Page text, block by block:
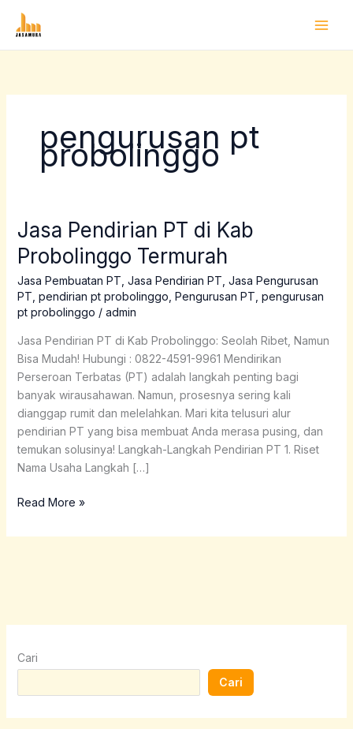
pengurusan pt
probolinggo
Jasa Pendirian PT di Kab
Probolinggo Termurah
Jasa Pembuatan PT Jasa Pendirian PT Jasa Pengurusan
PT pendirian pt probolinggo Pengurusan PT pengurusan
pt probolinggo / admin
Jasa Pendirian PT di Kab Probolinggo: Seolah Ribet, Namun
Bisa Mudah! Hubungi : 0822-4591-9961 Mendirikan
Perseroan Terbatas (PT) adalah langkah penting bagi
banyak wirausahawan. Namun, prosesnya sering kali
dianggap rumit dan melelahkan. Mari kita telusuri alur
pendirian PT yang bisa membuat Anda merasa pusing, dan
temukan solusinya! Langkah-Langkah Pendirian PT 1. Riset
Nama Usaha Langkah […]
Jasa
PT
di
Kab
Probolinggo
Termurah
Read More »
Cari
Cari